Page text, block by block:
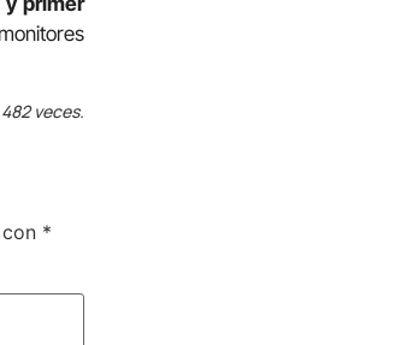
veces.
*